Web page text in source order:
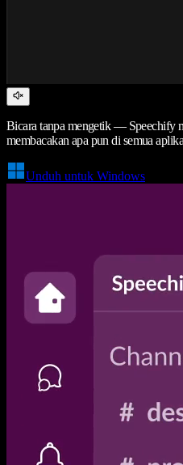
Bicara tanpa mengetik — Speechify
membacakan apa pun di semua
Unduh untuk Windows